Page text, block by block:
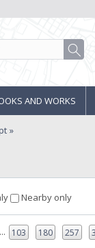
AND WORKS
Nearby only
... 103 180 257